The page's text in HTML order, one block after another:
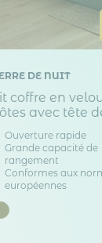
DE NUIT
coffre en
avec tête
Ouverture rapide
Grande capacité de
rangement
Conformes aux
européennes